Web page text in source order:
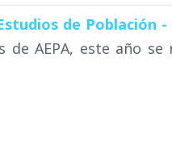
de Población
de AEPA, este año